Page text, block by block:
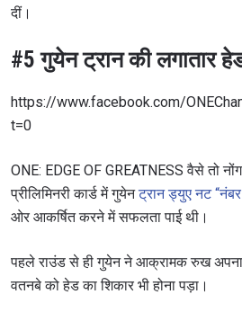
दीं।
#5 गुयेन ट्रान की लगातार
https://www.facebook.com/
t=0
ONE: EDGE OF GREATNESS वैसे तो
प्रीलिमिनरी कार्ड में गुयेनट्रान ड्युए नट
ओर आकर्षित करने में सफलता पाई थी।
पहले राउंड से ही गुयेन ने आक्रामक रुख अपना
वतनबे को हेड का शिकार भी होना पड़ा।